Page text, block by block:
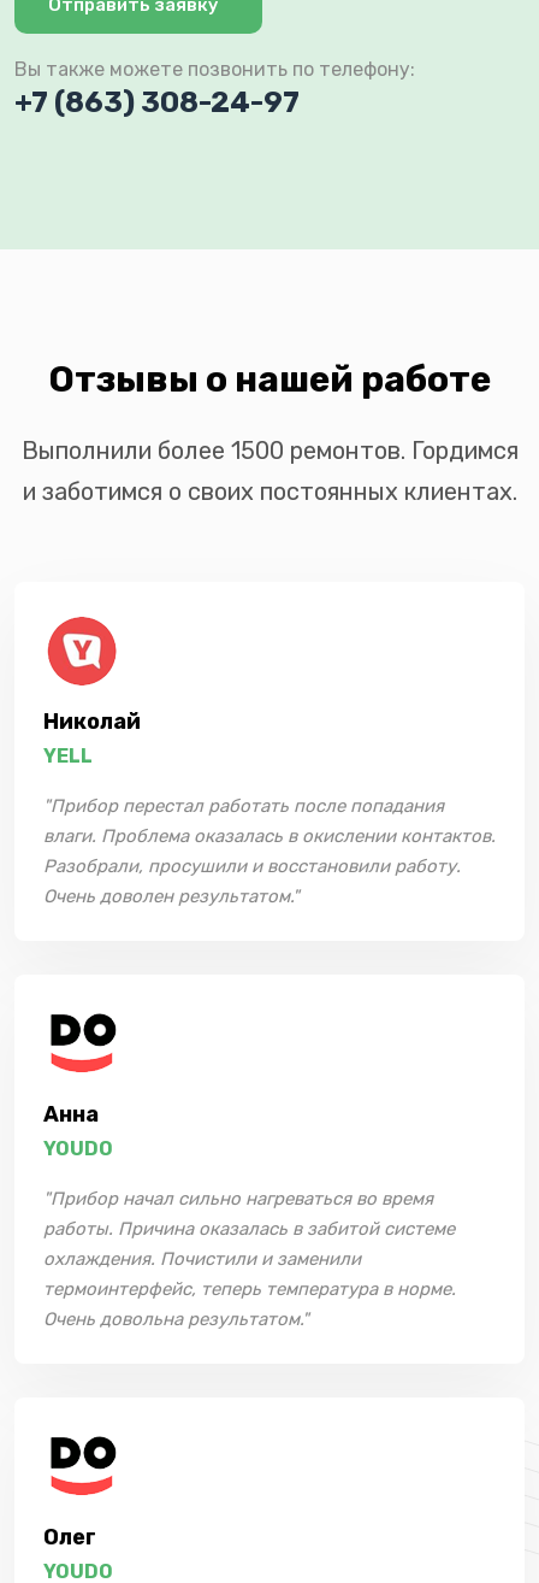
Отправить заявку
Вы также можете позвонить по телефону:
+7 (863) 308-24-97
Отзывы о нашей работе
Выполнили более 1500 ремонтов. Гордимся
и заботимся о своих постоянных клиентах.
Николай
YELL
"Прибор перестал работать после попадания
влаги. Проблема оказалась в окислении контактов.
Разобрали, просушили и восстановили работу.
Очень доволен результатом."
Анна
YOUDO
"Прибор начал сильно нагреваться во время
работы. Причина оказалась в забитой системе
охлаждения. Почистили и заменили
термоинтерфейс, теперь температура в норме.
Очень довольна результатом."
Олег
YOUDO